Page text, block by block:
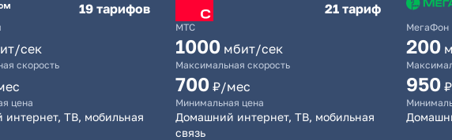
19 тарифов
сек
скорость
цена
ТВ, мобильная
МТС
21 тариф
1000 мбит/сек
Максимальная скорость
700 ₽/мес
Минимальная цена
Домашний интернет, ТВ, мобильная
связь
МегаФон
200
950